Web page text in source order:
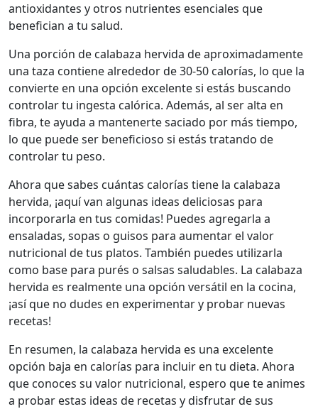
antioxidantes y otros nutrientes esenciales que
benefician a tu salud.
Una porción de calabaza hervida de aproximadamente
una taza contiene alrededor de 30-50 calorías, lo que la
convierte en una opción excelente si estás buscando
controlar tu ingesta calórica. Además, al ser alta en
fibra, te ayuda a mantenerte saciado por más tiempo,
lo que puede ser beneficioso si estás tratando de
controlar tu peso.
Ahora que sabes cuántas calorías tiene la calabaza
hervida, ¡aquí van algunas ideas deliciosas para
incorporarla en tus comidas! Puedes agregarla a
ensaladas, sopas o guisos para aumentar el valor
nutricional de tus platos. También puedes utilizarla
como base para purés o salsas saludables. La calabaza
hervida es realmente una opción versátil en la cocina,
¡así que no dudes en experimentar y probar nuevas
recetas!
En resumen, la calabaza hervida es una excelente
opción baja en calorías para incluir en tu dieta. Ahora
que conoces su valor nutricional, espero que te animes
a probar estas ideas de recetas y disfrutar de sus